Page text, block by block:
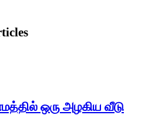
ஒரு அழகிய வீடு